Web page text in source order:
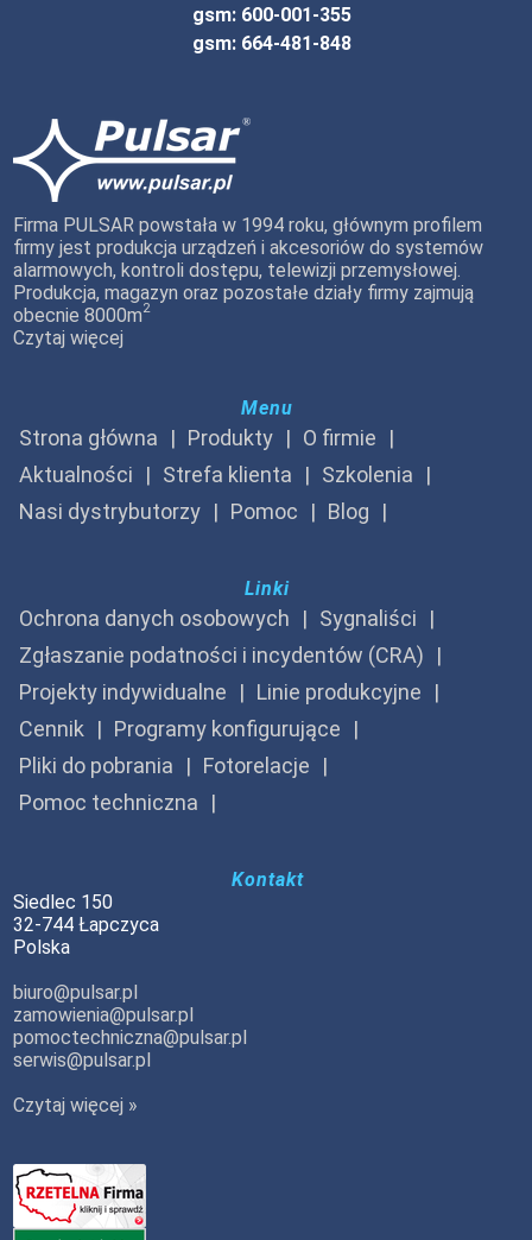
gsm: 600-001-355
gsm: 664-481-848
Firma PULSAR powstała w 1994 roku, głównym profilem
firmy jest produkcja urządzeń i akcesoriów do systemów
alarmowych, kontroli dostępu, telewizji przemysłowej.
Produkcja, magazyn oraz pozostałe działy firmy zajmują
obecnie 8000m2
Czytaj więcej
Menu
Strona główna Produkty
O firmie
Aktualności
Strefa klienta
Szkolenia
Nasi dystrybutorzy
Pomoc Blog
Linki
Ochrona danych osobowych
Sygnaliści
Zgłaszanie podatności i incydentów (CRA)
Projekty indywidualne
Linie produkcyjne
Cennik
Programy konfigurujące
Pliki do pobrania
Fotorelacje
Pomoc techniczna
Kontakt
Siedlec 150
32-744 Łapczyca
Polska
biuro@pulsar.pl
zamowienia@pulsar.pl
pomoctechniczna@pulsar.pl
serwis@pulsar.pl
Czytaj więcej »